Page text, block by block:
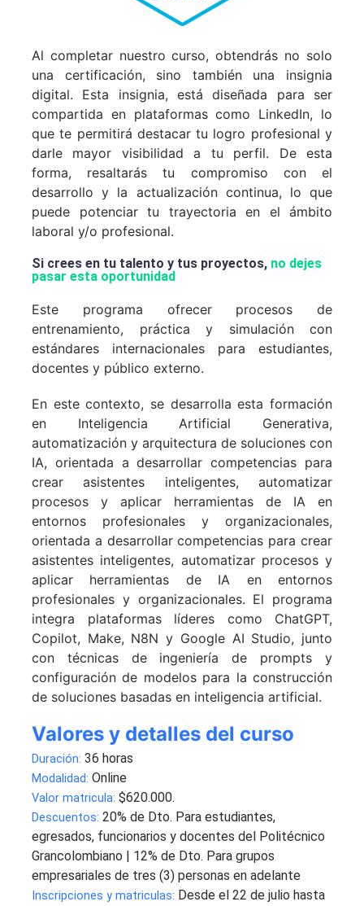
Al completar nuestro curso, obtendrás no solo
una certificación, sino también una insignia
digital. Esta insignia, está diseñada para ser
compartida en plataformas como LinkedIn, lo
que te permitirá destacar tu logro profesional y
darle mayor visibilidad a tu perfil. De esta
forma, resaltarás tu compromiso con el
desarrollo y la actualización continua, lo que
puede potenciar tu trayectoria en el ámbito
laboral y/o profesional.
Si crees en tu talento y tus proyectos, no dejes
pasar esta oportunidad
Este programa ofrecer procesos de
entrenamiento, práctica y simulación con
estándares internacionales para estudiantes,
docentes y público externo.
En este contexto, se desarrolla esta formación
en Inteligencia Artificial Generativa,
automatización y arquitectura de soluciones con
IA, orientada a desarrollar competencias para
crear asistentes inteligentes, automatizar
procesos y aplicar herramientas de IA en
entornos profesionales y organizacionales,
orientada a desarrollar competencias para crear
asistentes inteligentes, automatizar procesos y
aplicar herramientas de IA en entornos
profesionales y organizacionales. El programa
integra plataformas líderes como ChatGPT,
Copilot, Make, N8N y Google AI Studio, junto
con técnicas de ingeniería de prompts y
configuración de modelos para la construcción
de soluciones basadas en inteligencia artificial.
Valores y detalles del curso
Duración: 36 horas
Modalidad: Online
Valor matricula: $620.000.
Descuentos: 20% de Dto. Para estudiantes,
egresados, funcionarios y docentes del Politécnico
Grancolombiano | 12% de Dto. Para grupos
empresariales de tres (3) personas en adelante
Inscripciones y matriculas: Desde el 22 de julio hasta